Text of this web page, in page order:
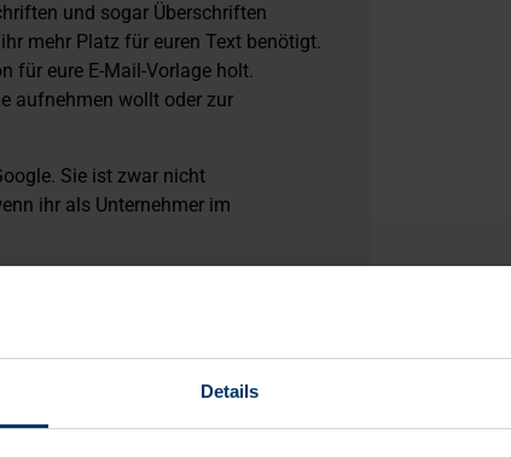
Details
und sogar Überschriften
mehr Platz für euren Text benötigt.
für eure E-Mail-Vorlage holt.
aufnehmen wollt oder zur
Sie ist zwar nicht
ihr als Unternehmer im
Aber wenig Zeit für